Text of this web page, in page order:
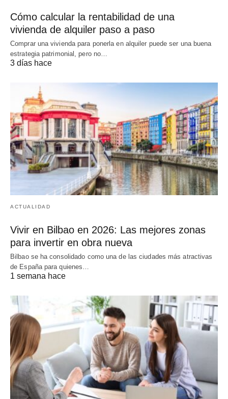
Cómo calcular la rentabilidad de una
vivienda de alquiler paso a paso
Comprar una vivienda para ponerla en alquiler puede ser una buena
estrategia patrimonial, pero no…
3 días hace
ACTUALIDAD
Vivir en Bilbao en 2026: Las mejores zonas
para invertir en obra nueva
Bilbao se ha consolidado como una de las ciudades más atractivas
de España para quienes…
1 semana hace